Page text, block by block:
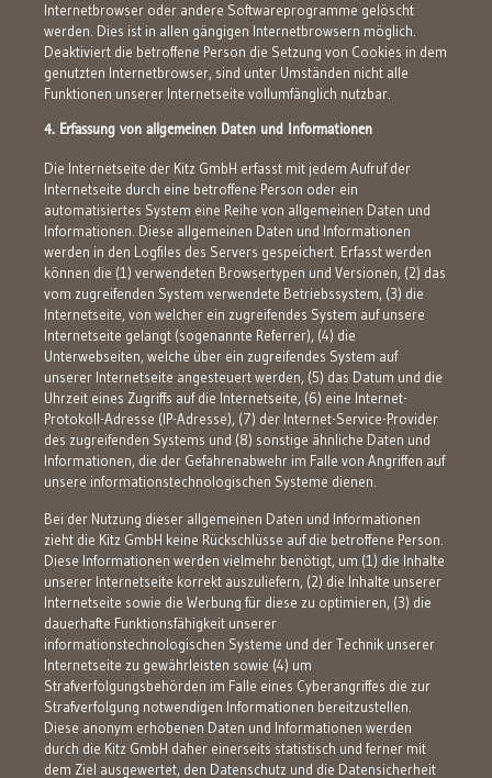
Internetbrowser oder andere Softwareprogramme gelöscht
werden. Dies ist in allen gängigen Internetbrowsern möglich.
Deaktiviert die betroffene Person die Setzung von Cookies in dem
genutzten Internetbrowser, sind unter Umständen nicht alle
Funktionen unserer Internetseite vollumfänglich nutzbar.
4. Erfassung von allgemeinen Daten und Informationen
Die Internetseite der Kitz GmbH erfasst mit jedem Aufruf der
Internetseite durch eine betroffene Person oder ein
automatisiertes System eine Reihe von allgemeinen Daten und
Informationen. Diese allgemeinen Daten und Informationen
werden in den Logfiles des Servers gespeichert. Erfasst werden
können die (1) verwendeten Browsertypen und Versionen, (2) das
vom zugreifenden System verwendete Betriebssystem, (3) die
Internetseite, von welcher ein zugreifendes System auf unsere
Internetseite gelangt (sogenannte Referrer), (4) die
Unterwebseiten, welche über ein zugreifendes System auf
unserer Internetseite angesteuert werden, (5) das Datum und die
Uhrzeit eines Zugriffs auf die Internetseite, (6) eine Internet-
Protokoll-Adresse (IP-Adresse), (7) der Internet-Service-Provider
des zugreifenden Systems und (8) sonstige ähnliche Daten und
Informationen, die der Gefahrenabwehr im Falle von Angriffen auf
unsere informationstechnologischen Systeme dienen.
Bei der Nutzung dieser allgemeinen Daten und Informationen
zieht die Kitz GmbH keine Rückschlüsse auf die betroffene Person.
Diese Informationen werden vielmehr benötigt, um (1) die Inhalte
unserer Internetseite korrekt auszuliefern, (2) die Inhalte unserer
Internetseite sowie die Werbung für diese zu optimieren, (3) die
dauerhafte Funktionsfähigkeit unserer
informationstechnologischen Systeme und der Technik unserer
Internetseite zu gewährleisten sowie (4) um
Strafverfolgungsbehörden im Falle eines Cyberangriffes die zur
Strafverfolgung notwendigen Informationen bereitzustellen.
Diese anonym erhobenen Daten und Informationen werden
durch die Kitz GmbH daher einerseits statistisch und ferner mit
dem Ziel ausgewertet, den Datenschutz und die Datensicherheit